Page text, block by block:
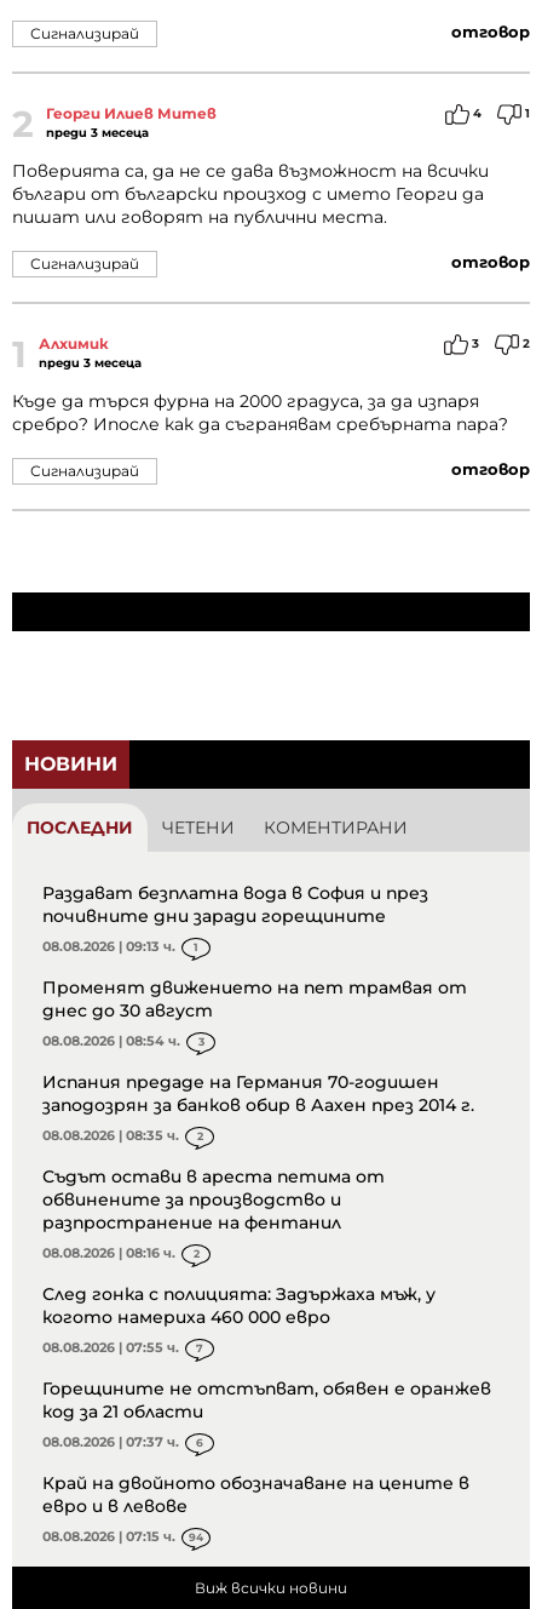
отговор
Сигнализирай
2 Георги Илиев Митев
преди 3 месеца
4 1
Поверията са, да не се дава възможност на всички
българи от български произход с името Георги да
пишат или говорят на публични места.
отговор
Сигнализирай
1 Алхимик
преди 3 месеца
3 2
Къде да търся фурна на 2000 градуса, за да изпаря
сребро? Ипосле как да съгранявам сребърната пара?
отговор
Сигнализирай
НОВИНИ
ПОСЛЕДНИ ЧЕТЕНИ КОМЕНТИРАНИ
Раздават безплатна вода в София и през
почивните дни заради горещините
08.08.2026 | 09:13 ч. 1
Променят движението на пет трамвая от
днес до 30 август
08.08.2026 | 08:54 ч. 3
Испания предаде на Германия 70-годишен
заподозрян за банков обир в Аахен през 2014 г.
08.08.2026 | 08:35 ч. 2
Съдът остави в ареста петима от
обвинените за производство и
разпространение на фентанил
08.08.2026 | 08:16 ч. 2
След гонка с полицията: Задържаха мъж, у
когото намериха 460 000 евро
08.08.2026 | 07:55 ч. 7
Горещините не отстъпват, обявен е оранжев
код за 21 области
08.08.2026 | 07:37 ч. 6
Край на двойното обозначаване на цените в
евро и в левове
08.08.2026 | 07:15 ч. 94
Виж всички новини